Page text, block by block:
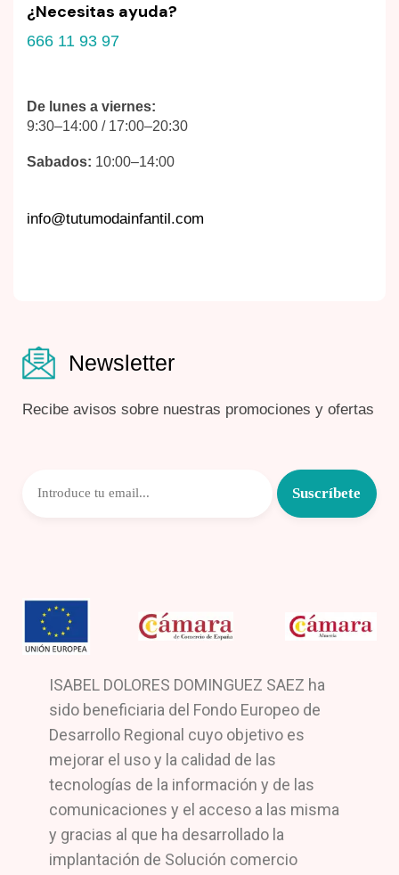
¿Necesitas ayuda?
666 11 93 97
De lunes a viernes:
9:30–14:00 / 17:00–20:30
Sabados: 10:00–14:00
info@tutumodainfantil.com
Newsletter
Recibe avisos sobre nuestras promociones y ofertas
ISABEL DOLORES DOMINGUEZ SAEZ ha
sido beneficiaria del Fondo Europeo de
Desarrollo Regional cuyo objetivo es
mejorar el uso y la calidad de las
tecnologías de la información y de las
comunicaciones y el acceso a las misma
y gracias al que ha desarrollado la
implantación de Solución comercio